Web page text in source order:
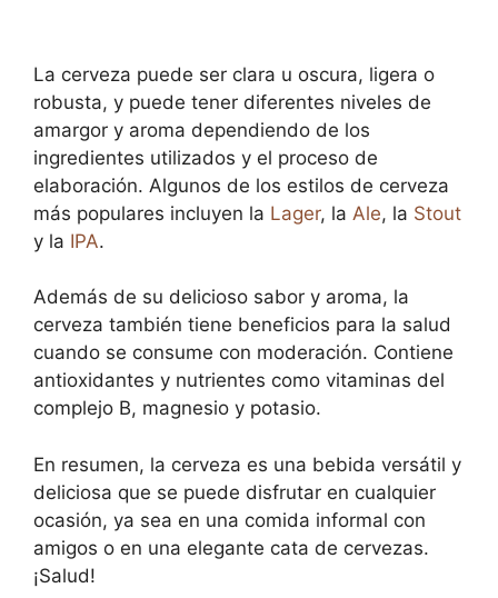
La cerveza puede ser clara u oscura, ligera o
robusta, y puede tener diferentes niveles de
amargor y aroma dependiendo de los
ingredientes utilizados y el proceso de
elaboración. Algunos de los estilos de cerveza
más populares incluyen la Lager, la Ale, la Stout
y la IPA.
Además de su delicioso sabor y aroma, la
cerveza también tiene beneficios para la salud
cuando se consume con moderación. Contiene
antioxidantes y nutrientes como vitaminas del
complejo B, magnesio y potasio.
En resumen, la cerveza es una bebida versátil y
deliciosa que se puede disfrutar en cualquier
ocasión, ya sea en una comida informal con
amigos o en una elegante cata de cervezas.
¡Salud!